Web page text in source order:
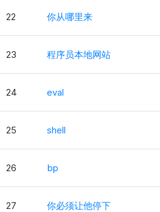
22 你从哪里来
23 程序员本地网站
24 eval
25 shell
26 bp
27 你必须让他停下